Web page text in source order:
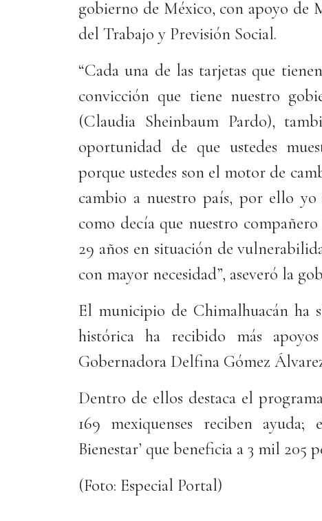
gobierno de México, con apoyo de
del Trabajo y Previsión Social.
“Cada una de las tarjetas que
convicción que tiene nuestro
(Claudia Sheinbaum Pardo),
oportunidad de que ustedes
porque ustedes son el motor de
cambio a nuestro país, por ello yo
como decía que nuestro
29 años en situación de
con mayor necesidad”, aseveró la
El municipio de Chimalhuacán ha
histórica ha recibido más
Gobernadora Delfina Gómez
Dentro de ellos destaca el
169 mexiquenses reciben ayuda;
Bienestar’ que beneficia a 3 mil 205
(Foto: Especial Portal)